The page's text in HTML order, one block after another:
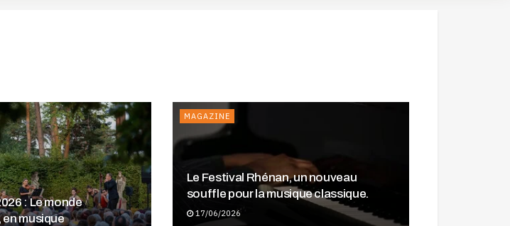
: Le monde
en musique
MAGAZINE
Le Festival Rhénan, un nouveau
souffle pour la musique classique.
17/06/2026